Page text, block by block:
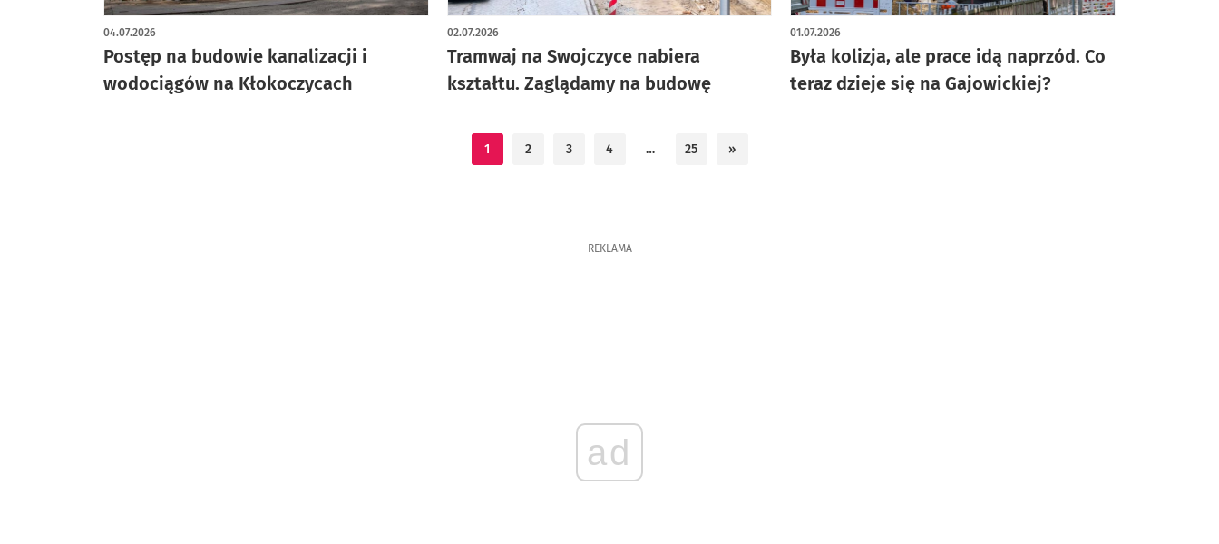
Postęp na budowie kanalizacji i
wodociągów na Kłokoczycach
04.07.2026
artykuł z galerią zdjęć
Tramwaj na Swojczyce nabiera
kształtu. Zaglądamy na budowę
02.07.2026
artykuł z galerią zdjęć
Była kolizja, ale prace idą naprzód. Co
teraz dzieje się na Gajowickiej?
01.07.2026
artykuł z galerią zdjęć
1 2 3 4 … 25 »
REKLAMA
ad